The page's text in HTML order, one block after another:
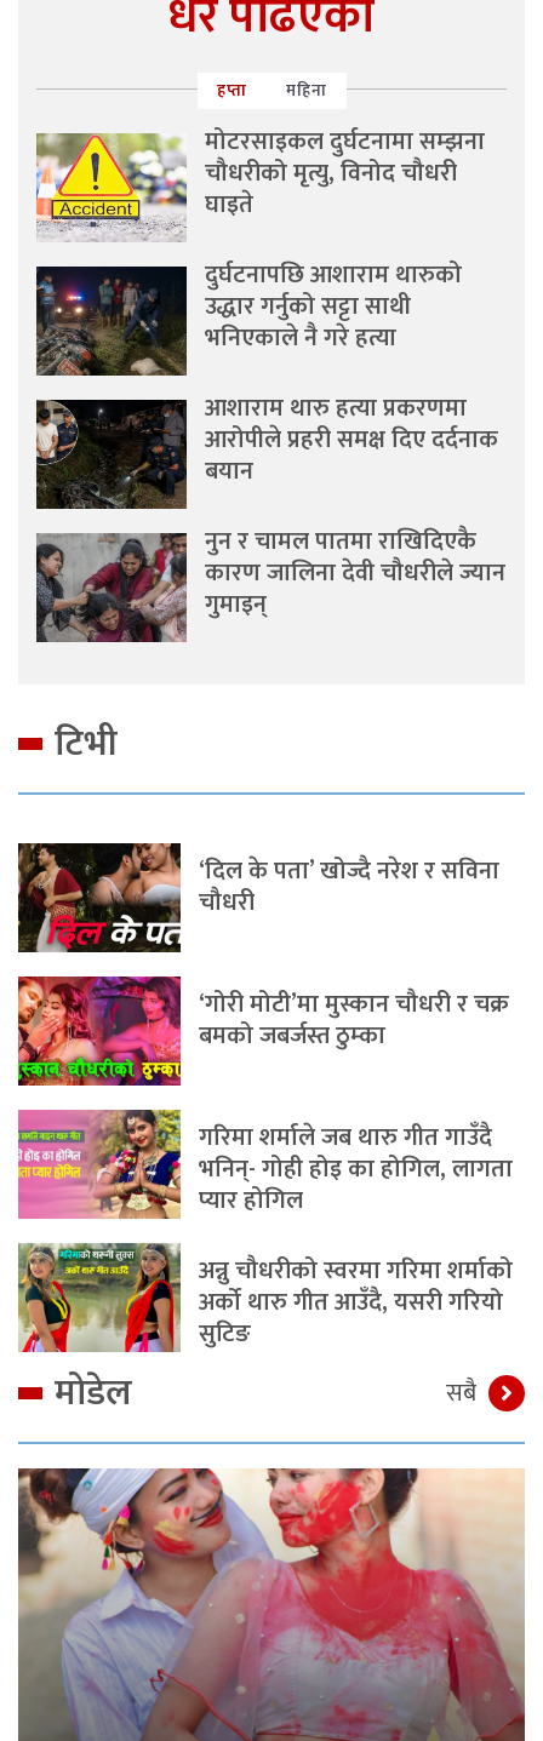
धेरै पढिएको
हप्ता महिना
मोटरसाइकल दुर्घटनामा सम्झना
चौधरीको मृत्यु, विनोद चौधरी
घाइते
दुर्घटनापछि आशाराम थारुको
उद्धार गर्नुको सट्टा साथी
भनिएकाले नै गरे हत्या
आशाराम थारु हत्या प्रकरणमा
आरोपीले प्रहरी समक्ष दिए दर्दनाक
बयान
नुन र चामल पातमा राखिदिएकै
कारण जालिना देवी चौधरीले ज्यान
गुमाइन्
टिभी
‘दिल के पता’ खोज्दै नरेश र सविना
चौधरी
‘गोरी मोटी’मा मुस्कान चौधरी र चक्र
बमको जबर्जस्त ठुम्का
गरिमा शर्माले जब थारु गीत गाउँदै
भनिन्- गोही होइ का होगिल, लागता
प्यार होगिल
अन्नु चौधरीको स्वरमा गरिमा शर्माको
अर्को थारु गीत आउँदै, यसरी गरियो
सुटिङ
मोडेल सबै